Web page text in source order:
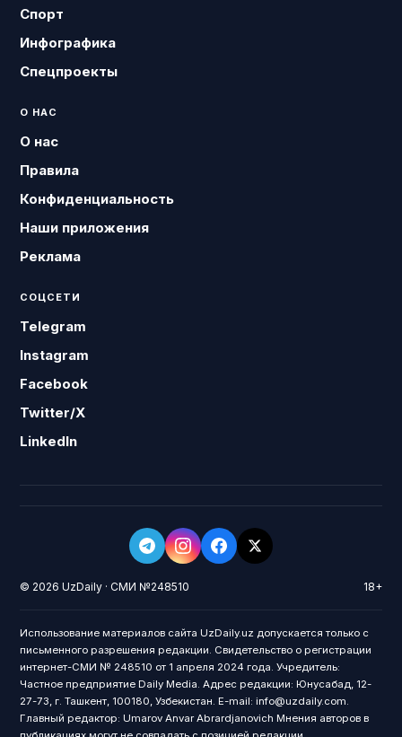
Спорт
Инфографика
Спецпроекты
О НАС
О нас
Правила
Конфиденциальность
Наши приложения
Реклама
СОЦСЕТИ
Telegram
Instagram
Facebook
Twitter/X
LinkedIn
© 2026 UzDaily · СМИ №248510 18+
Использование материалов сайта UzDaily.uz допускается только с
письменного разрешения редакции. Свидетельство о регистрации
интернет-СМИ № 248510 от 1 апреля 2024 года. Учредитель:
Частное предприятие Daily Media. Адрес редакции: Юнусабад, 12-
27-73, г. Ташкент, 100180, Узбекистан. E-mail: info@uzdaily.com.
Главный редактор: Umarov Anvar Abrardjanovich Мнения авторов в